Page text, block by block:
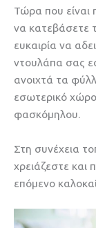
Τώρα που είναι
να κατεβάσετε
ευκαιρία να
ντουλάπα σας
ανοιχτά τα
εσωτερικό
φασκόμηλου.
Στη συνέχεια
χρειάζεστε και
επόμενο